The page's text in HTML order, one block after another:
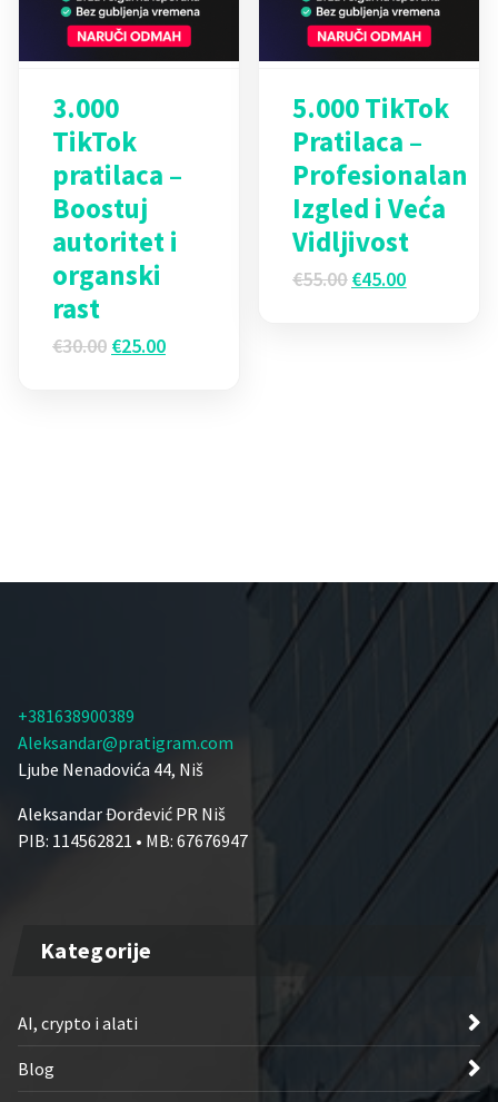
3.000
TikTok
pratilaca –
Boostuj
autoritet i
organski
rast
€30.00 Originalna
€25.00Trenutna
5.000 TikTok
Pratilaca –
Profesionalan
Izgled i Veća
Vidljivost
€55.00 Originalna
€45.00Trenutna
+381638900389
Aleksandar@pratigram.com
Ljube Nenadovića 44, Niš
Aleksandar Đorđević PR Niš
PIB: 114562821 • MB: 67676947
Kategorije
AI, crypto i alati
Blog